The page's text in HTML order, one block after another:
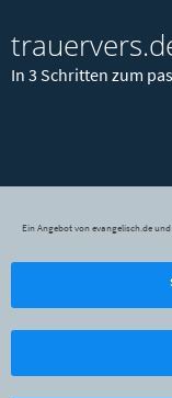
In 3 Schritten zum
Ein Angebot von evangelisch.de